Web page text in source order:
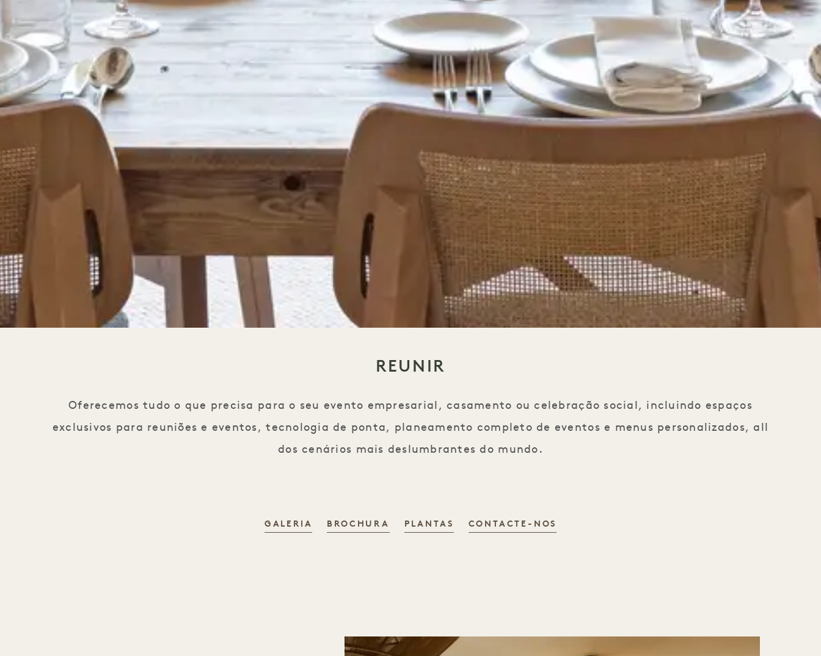
REUNIR
Oferecemos tudo o que precisa para o seu evento empresarial, casamento ou celebração social, incluindo espaços
exclusivos para reuniões e eventos, tecnologia de ponta, planeamento completo de eventos e menus personalizados, all
dos cenários mais deslumbrantes do mundo.
GALERIA BROCHURA PLANTAS CONTACTE-NOS